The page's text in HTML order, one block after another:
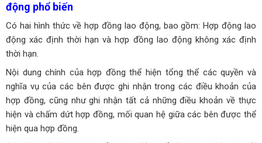
động phổ biến
Có hai hình thức về hợp đồng lao động, bao gồm: Hợp động lao
động xác định thời hạn và hợp đồng lao động không xác định
thời hạn.
Nội dung chính của hợp đồng thể hiện tổng thể các quyền và
nghĩa vụ của các bên được ghi nhận trong các điều khoản của
hợp đồng, cũng như ghi nhận tất cả những điều khoản về thực
hiện và chấm dứt hợp đồng, mối quan hệ giữa các bên được thể
hiện qua hợp đồng.